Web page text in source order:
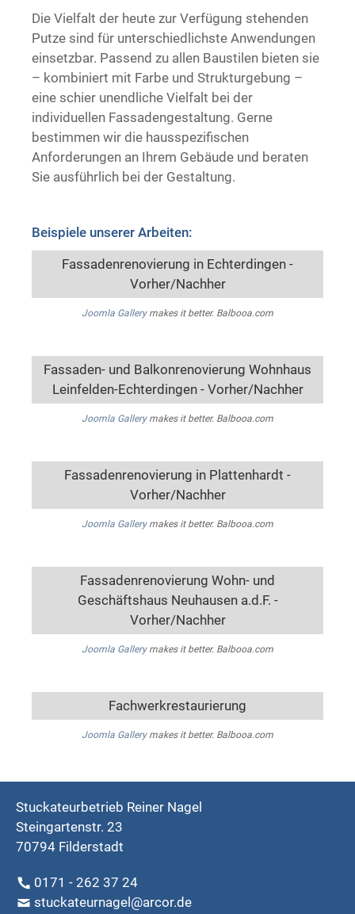
Die Vielfalt der heute zur Verfügung stehenden
Putze sind für unterschiedlichste Anwendungen
einsetzbar. Passend zu allen Baustilen bieten sie
– kombiniert mit Farbe und Strukturgebung –
eine schier unendliche Vielfalt bei der
individuellen Fassadengestaltung. Gerne
bestimmen wir die hausspezifischen
Anforderungen an Ihrem Gebäude und beraten
Sie ausführlich bei der Gestaltung.
Beispiele unserer Arbeiten:
Fassadenrenovierung in Echterdingen -
Vorher/Nachher
Joomla Gallerymakes it better. Balbooa.com
Fassaden- und Balkonrenovierung Wohnhaus
Leinfelden-Echterdingen - Vorher/Nachher
Joomla Gallerymakes it better. Balbooa.com
Fassadenrenovierung in Plattenhardt -
Vorher/Nachher
Joomla Gallerymakes it better. Balbooa.com
Fassadenrenovierung Wohn- und
Geschäftshaus Neuhausen a.d.F. -
Vorher/Nachher
Joomla Gallerymakes it better. Balbooa.com
Fachwerkrestaurierung
Joomla Gallerymakes it better. Balbooa.com
Stuckateurbetrieb Reiner Nagel
Steingartenstr. 23
70794 Filderstadt
0171 - 262 37 24
stuckateurnagel@arcor.de